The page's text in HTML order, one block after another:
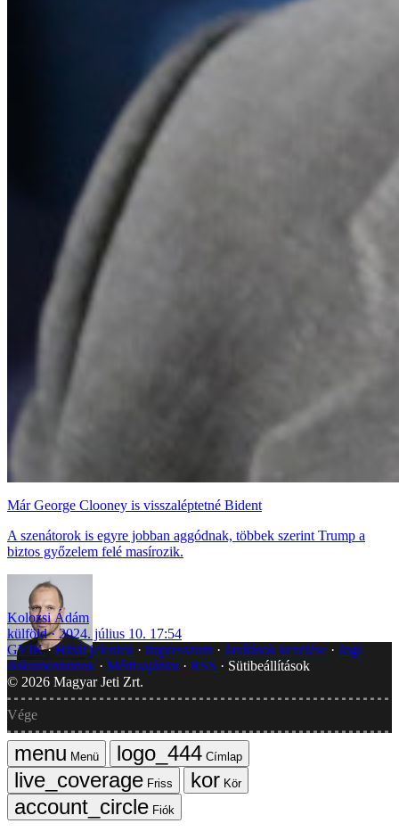
Már George Clooney is visszaléptetné Bident
A szenátorok is egyre jobban aggódnak, többek szerint Trump a
biztos győzelem felé masírozik.
Kolozsi Ádám
külföld
2024. július 10. 17:54
GYIK Hibát jelentek Impresszum Javítások kezelése
Jogi
dokumentumok
Médiaajánlat RSS
Sütibeállítások
© 2026 Magyar Jeti Zrt.
Vége
Menü
Címlap
Friss
Kör
Fiók